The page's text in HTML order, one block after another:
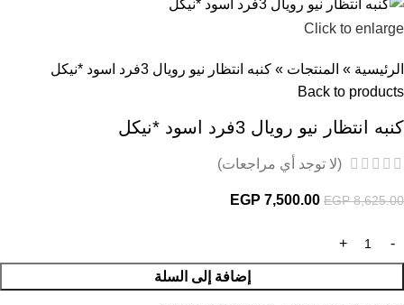
Click to enlarge
الرئيسية » المنتجات » كنبه انتظار نيو رويال 3فرد اسود *نيكل
Back to products
كنبه انتظار نيو رويال 3فرد اسود *نيكل
(لا توجد أي مراجعات)
EGP8,625.00
EGP 7,500.00
إضافة إلى السلة